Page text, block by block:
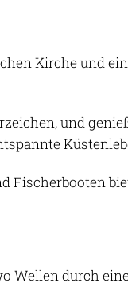
Kirche und
und
Fischerbooten
Wellen durch